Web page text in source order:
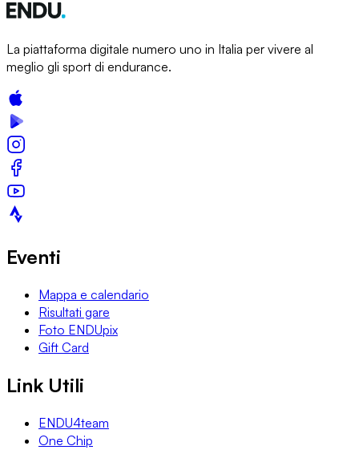
La piattaforma digitale numero uno in Italia per vivere al
meglio gli sport di endurance.
Eventi
Mappa e calendario
Risultati gare
Foto ENDUpix
Gift Card
Link Utili
ENDU4team
One Chip